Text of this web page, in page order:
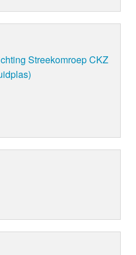
Streekomroep CKZ